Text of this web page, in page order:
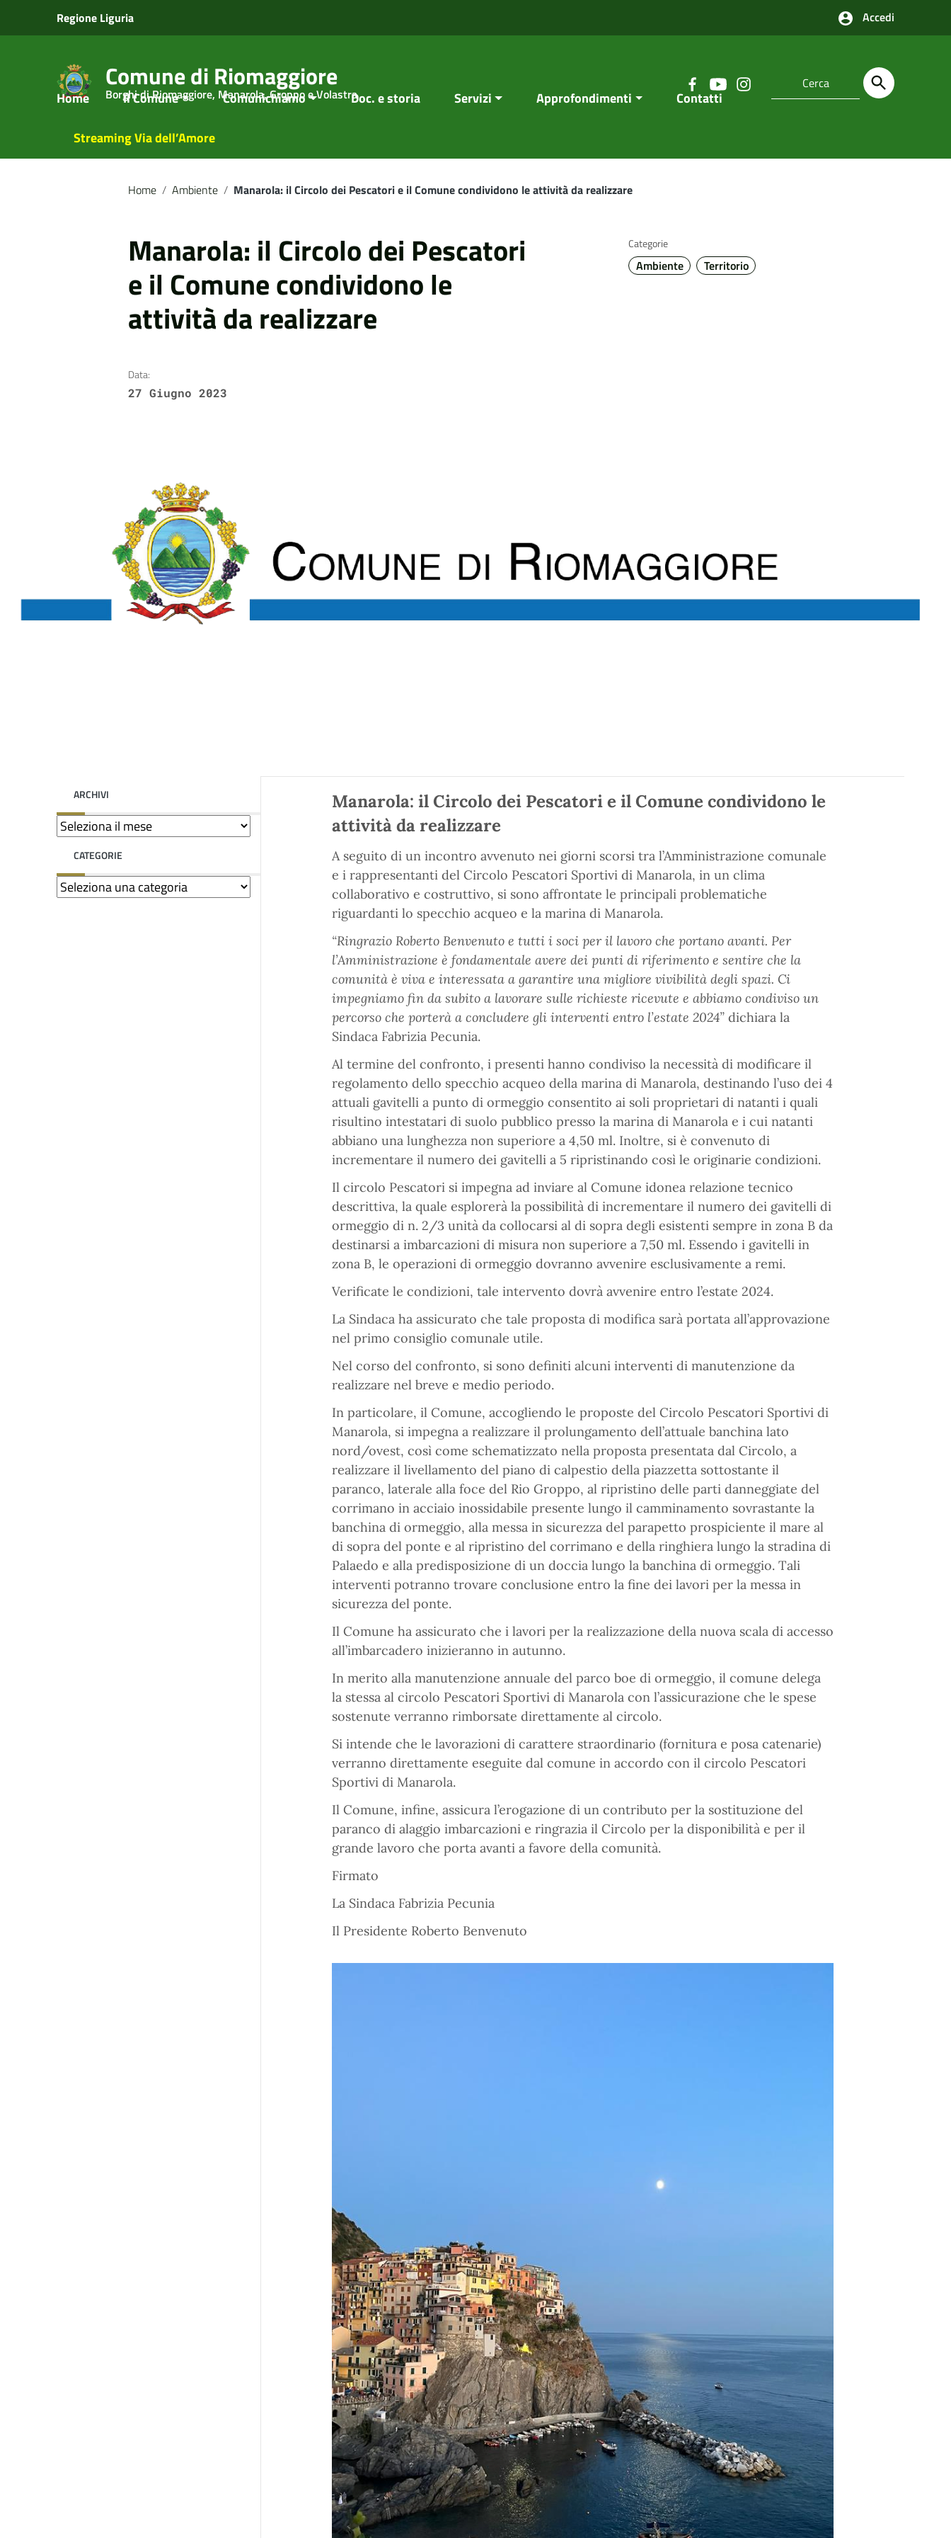
Vai ai contenuti
Vai al menu di navigazione
Regione Liguria Accedi
Comune di Riomaggiore
Borghi di Riomaggiore, Manarola, Groppo e Volastra
Home Il Comune Comunichiamo Doc. e storia Servizi Approfondimenti Contatti
Streaming Via dell’Amore
Home / Ambiente / Manarola: il Circolo dei Pescatori e il Comune condividono le attività da realizzare
Manarola: il Circolo dei Pescatori
e il Comune condividono le
attività da realizzare
Categorie
Ambiente Territorio
Data:
27 Giugno 2023
ARCHIVI
CATEGORIE
Manarola: il Circolo dei Pescatori e il Comune condividono le
attività da realizzare
A seguito di un incontro avvenuto nei giorni scorsi tra l’Amministrazione comunale
e i rappresentanti del Circolo Pescatori Sportivi di Manarola, in un clima
collaborativo e costruttivo, si sono affrontate le principali problematiche
riguardanti lo specchio acqueo e la marina di Manarola.
“Ringrazio Roberto Benvenuto e tutti i soci per il lavoro che portano avanti. Per
l’Amministrazione è fondamentale avere dei punti di riferimento e sentire che la
comunità è viva e interessata a garantire una migliore vivibilità degli spazi. Ci
impegniamo fin da subito a lavorare sulle richieste ricevute e abbiamo condiviso un
percorso che porterà a concludere gli interventi entro l’estate 2024”dichiara la
Sindaca Fabrizia Pecunia.
Al termine del confronto, i presenti hanno condiviso la necessità di modificare il
regolamento dello specchio acqueo della marina di Manarola, destinando l’uso dei 4
attuali gavitelli a punto di ormeggio consentito ai soli proprietari di natanti i quali
risultino intestatari di suolo pubblico presso la marina di Manarola e i cui natanti
abbiano una lunghezza non superiore a 4,50 ml. Inoltre, si è convenuto di
incrementare il numero dei gavitelli a 5 ripristinando così le originarie condizioni.
Il circolo Pescatori si impegna ad inviare al Comune idonea relazione tecnico
descrittiva, la quale esplorerà la possibilità di incrementare il numero dei gavitelli di
ormeggio di n. 2/3 unità da collocarsi al di sopra degli esistenti sempre in zona B da
destinarsi a imbarcazioni di misura non superiore a 7,50 ml. Essendo i gavitelli in
zona B, le operazioni di ormeggio dovranno avvenire esclusivamente a remi.
Verificate le condizioni, tale intervento dovrà avvenire entro l’estate 2024.
La Sindaca ha assicurato che tale proposta di modifica sarà portata all’approvazione
nel primo consiglio comunale utile.
Nel corso del confronto, si sono definiti alcuni interventi di manutenzione da
realizzare nel breve e medio periodo.
In particolare, il Comune, accogliendo le proposte del Circolo Pescatori Sportivi di
Manarola, si impegna a realizzare il prolungamento dell’attuale banchina lato
nord/ovest, così come schematizzato nella proposta presentata dal Circolo, a
realizzare il livellamento del piano di calpestio della piazzetta sottostante il
paranco, laterale alla foce del Rio Groppo, al ripristino delle parti danneggiate del
corrimano in acciaio inossidabile presente lungo il camminamento sovrastante la
banchina di ormeggio, alla messa in sicurezza del parapetto prospiciente il mare al
di sopra del ponte e al ripristino del corrimano e della ringhiera lungo la stradina di
Palaedo e alla predisposizione di un doccia lungo la banchina di ormeggio. Tali
interventi potranno trovare conclusione entro la fine dei lavori per la messa in
sicurezza del ponte.
Il Comune ha assicurato che i lavori per la realizzazione della nuova scala di accesso
all’imbarcadero inizieranno in autunno.
In merito alla manutenzione annuale del parco boe di ormeggio, il comune delega
la stessa al circolo Pescatori Sportivi di Manarola con l’assicurazione che le spese
sostenute verranno rimborsate direttamente al circolo.
Si intende che le lavorazioni di carattere straordinario (fornitura e posa catenarie)
verranno direttamente eseguite dal comune in accordo con il circolo Pescatori
Sportivi di Manarola.
Il Comune, infine, assicura l’erogazione di un contributo per la sostituzione del
paranco di alaggio imbarcazioni e ringrazia il Circolo per la disponibilità e per il
grande lavoro che porta avanti a favore della comunità.
Firmato
La Sindaca Fabrizia Pecunia
Il Presidente Roberto Benvenuto